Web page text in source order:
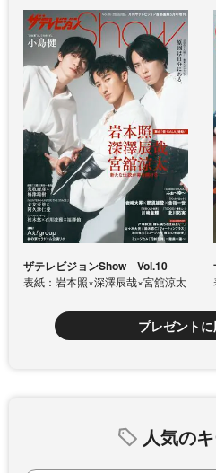
ザテレビジョンShow Vol.10
表紙：岩本照×深澤辰哉×宮舘涼太
プレゼント
人気の